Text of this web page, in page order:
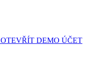
OTEVŘÍT DEMO ÚČET